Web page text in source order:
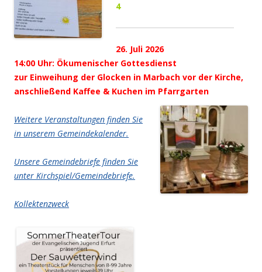
4
26. Juli 2026
14:00 Uhr: Ökumenischer Gottesdienst
zur Einweihung der Glocken in Marbach vor der Kirche,
anschließend Kaffee & Kuchen im Pfarrgarten
Weitere Veranstaltungen finden Sie
in unserem Gemeindekalender.
Unsere Gemeindebriefe finden Sie
unter Kirchspiel/Gemeindebriefe.
Kollektenzweck